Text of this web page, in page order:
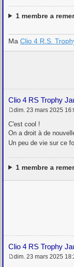
1membre a
Ma Clio 4 R.S.
Clio 4 RS Trophy
e
s
a
e
dim. 23 mars 2025
C'est cool !
On a droit à de
Un peu de vie sur ce
1membre a
Clio 4 RS Trophy
dim. 23 mars 2025